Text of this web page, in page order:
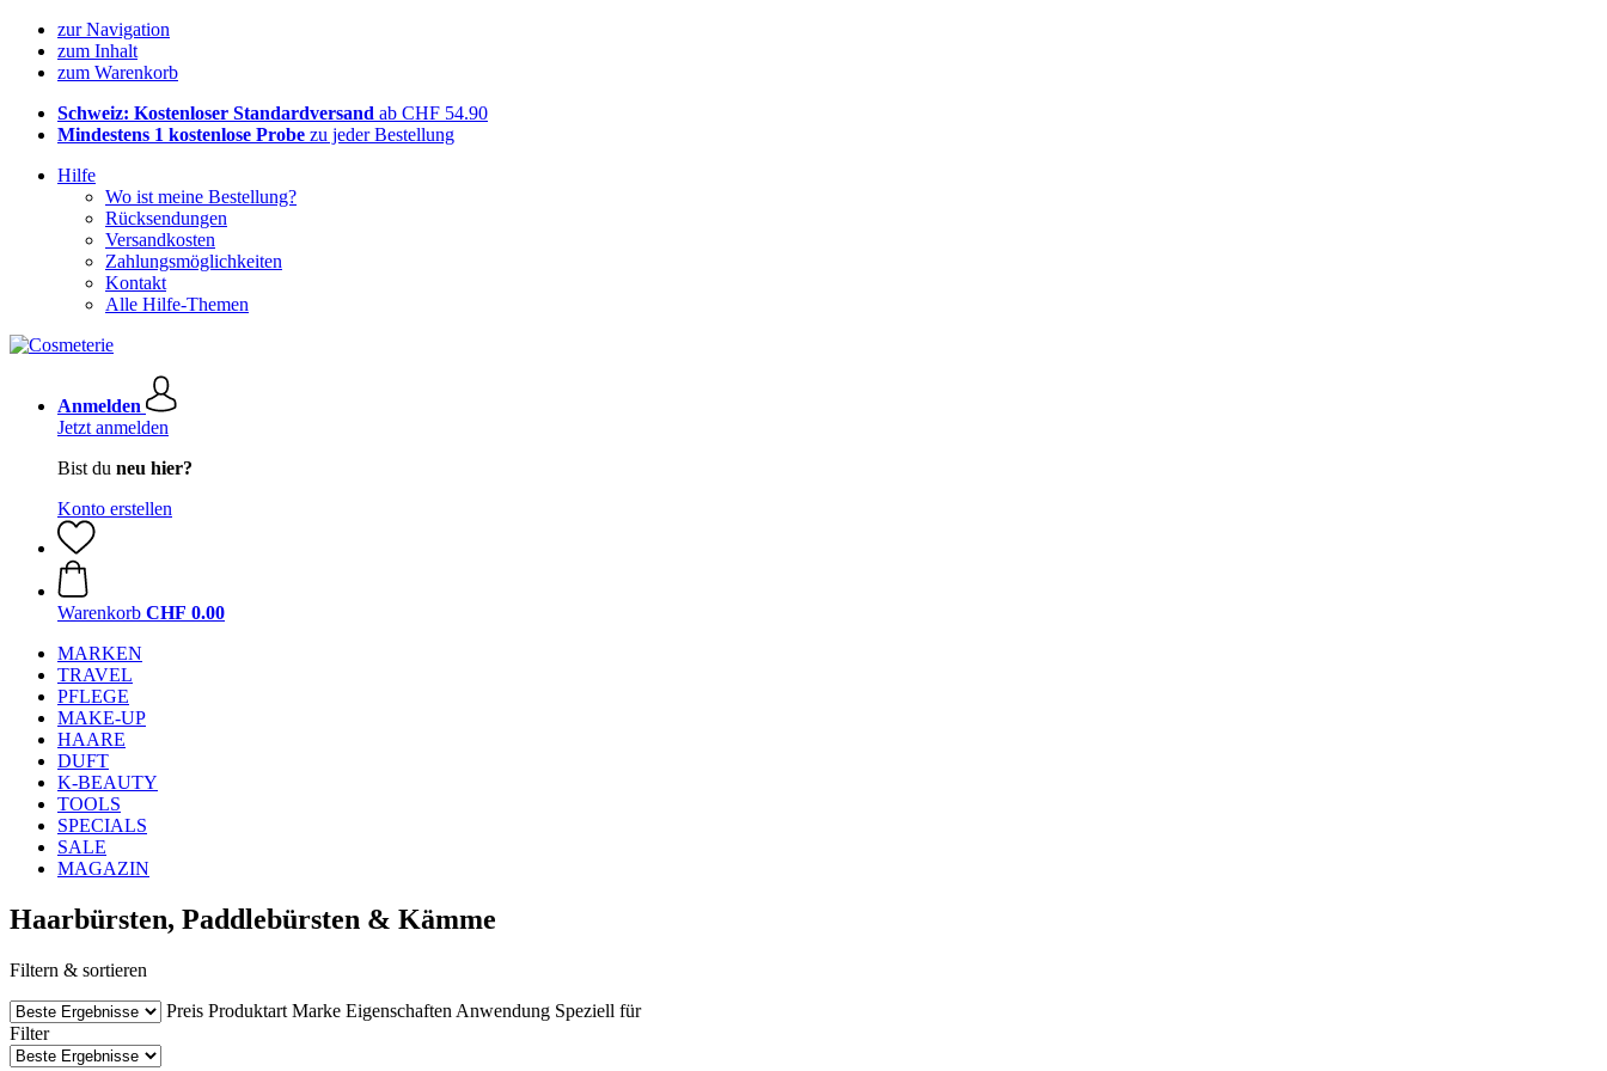
zur Navigation
zum Inhalt
zum Warenkorb
Schweiz: Kostenloser Standardversand ab CHF 54.90
Mindestens 1 kostenlose Probe zu jeder Bestellung
Hilfe
Wo ist meine Bestellung?
Rücksendungen
Versandkosten
Zahlungsmöglichkeiten
Kontakt
Alle Hilfe-Themen
Anmelden
Jetzt anmelden
Bist du neu hier?
Konto erstellen
Warenkorb CHF 0.00
MARKEN
TRAVEL
PFLEGE
MAKE-UP
HAARE
DUFT
K-BEAUTY
TOOLS
SPECIALS
SALE
MAGAZIN
Haarbürsten, Paddlebürsten & Kämme
Filtern & sortieren
Preis Produktart Marke Eigenschaften Anwendung Speziell für
Filter